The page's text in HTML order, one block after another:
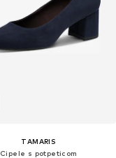
TAMARIS
Cipele s potpeticom